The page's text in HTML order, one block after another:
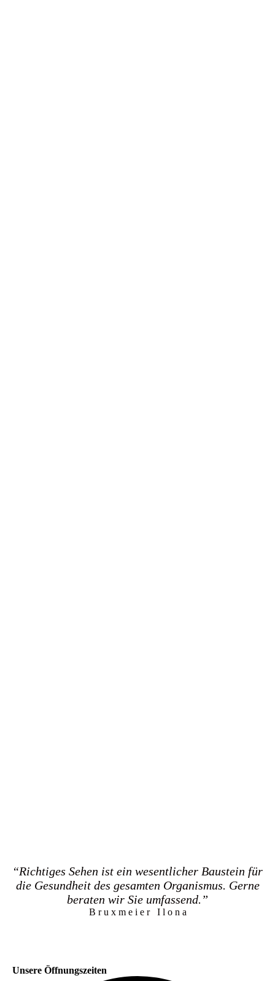
“Richtiges Sehen ist ein wesentlicher Baustein für
die Gesundheit des gesamten Organismus. Gerne
beraten wir Sie umfassend.”
B r u x m e i e r I l o n a
Unsere Öffnungszeiten